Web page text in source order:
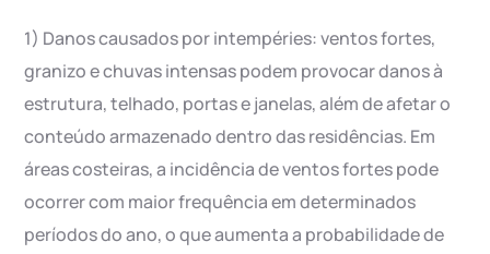
1) Danos causados por intempéries: ventos fortes,
granizo e chuvas intensas podem provocar danos à
estrutura, telhado, portas e janelas, além de afetar o
conteúdo armazenado dentro das residências. Em
áreas costeiras, a incidência de ventos fortes pode
ocorrer com maior frequência em determinados
períodos do ano, o que aumenta a probabilidade de